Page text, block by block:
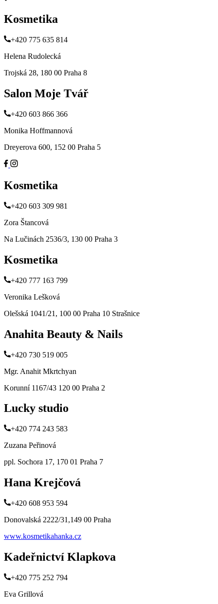
Kosmetika
+420 775 635 814
Helena Rudolecká
Trojská 28, 180 00 Praha 8
Salon Moje Tvář
+420 603 866 366
Monika Hoffmannová
Dreyerova 600, 152 00 Praha 5
Kosmetika
+420 603 309 981
Zora Štancová
Na Lučinách 2536/3, 130 00 Praha 3
Kosmetika
+420 777 163 799
Veronika Lešková
Olešská 1041/21, 100 00 Praha 10 Strašnice
Anahita Beauty & Nails
+420 730 519 005
Mgr. Anahit Mkrtchyan
Korunní 1167/43 120 00 Praha 2
Lucky studio
+420 774 243 583
Zuzana Peřinová
ppl. Sochora 17, 170 01 Praha 7
Hana Krejčová
+420 608 953 594
Donovalská 2222/31,149 00 Praha
www.kosmetikahanka.cz
Kadeřnictví Klapkova
+420 775 252 794
Eva Grillová